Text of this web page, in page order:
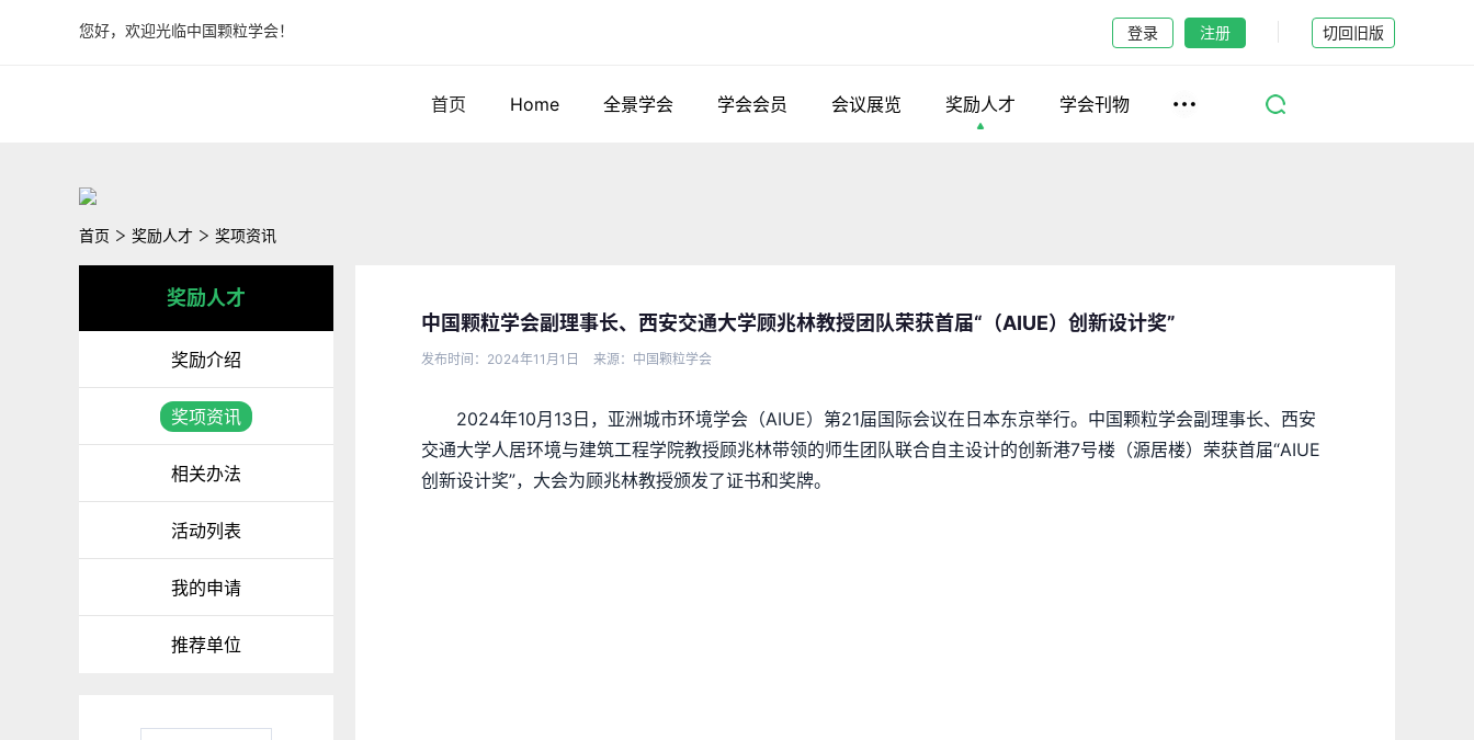
您好，欢迎光临中国颗粒学会！ 登录 注册 切回旧版
首页 Home 全景学会 学会会员 会议展览 奖励人才 学会刊物
首页 奖励人才 奖项资讯
奖励人才
奖励介绍
奖项资讯
相关办法
活动列表
我的申请
推荐单位
中国颗粒学会副理事长、西安交通大学顾兆林教授团队荣获首届“（AIUE）创新设计奖”
发布时间：2024年11月1日 来源：中国颗粒学会
2024年10月13日，亚洲城市环境学会（AIUE）第21届国际会议在日本东京举行。中国颗粒学会副理事长、西安
交通大学人居环境与建筑工程学院教授顾兆林带领的师生团队联合自主设计的创新港7号楼（源居楼）荣获首届“AIUE
创新设计奖”，大会为顾兆林教授颁发了证书和奖牌。